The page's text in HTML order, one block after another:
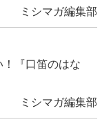
ミシマガ編集部
『口笛のはな
ミシマガ編集部